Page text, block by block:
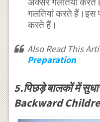
अक्सर गलतियां करते
गलतियां करते हैं।इस
करते हैं।
Also Read This
Preparation
5.पिछड़े बालकों में
Backward